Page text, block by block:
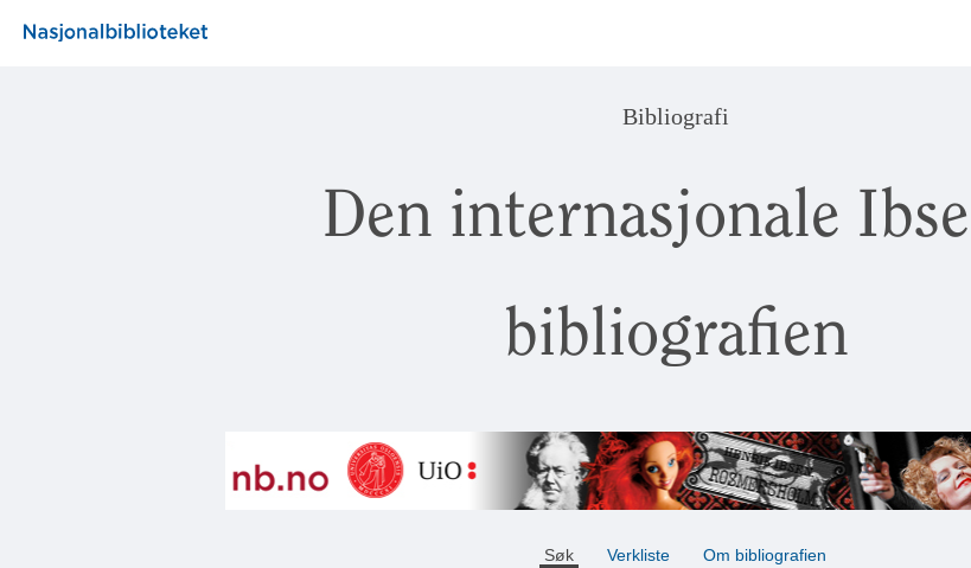
Bibliografi
Den internasjonale
bibliografien
Søk Verkliste Om bibliografien